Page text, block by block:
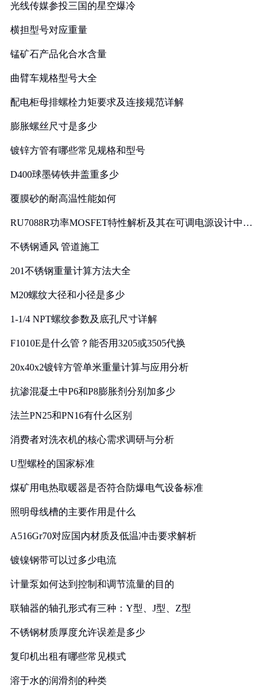
光线传媒参投三国的星空爆冷
横担型号对应重量
锰矿石产品化合水含量
曲臂车规格型号大全
配电柜母排螺栓力矩要求及连接规范详解
膨胀螺丝尺寸是多少
镀锌方管有哪些常见规格和型号
D400球墨铸铁井盖重多少
覆膜砂的耐高温性能如何
RU7088R功率MOSFET特性解析及其在可调电源设计中的
不锈钢通风 管道施工
201不锈钢重量计算方法大全
M20螺纹大径和小径是多少
1-1/4 NPT螺纹参数及底孔尺寸详解
F1010E是什么管？能否用3205或3505代换
20x40x2镀锌方管单米重量计算与应用分析
抗渗混凝土中P6和P8膨胀剂分别加多少
法兰PN25和PN16有什么区别
消费者对洗衣机的核心需求调研与分析
U型螺栓的国家标准
煤矿用电热取暖器是否符合防爆电气设备标准
照明母线槽的主要作用是什么
A516Gr70对应国内材质及低温冲击要求解析
镀镍钢带可以过多少电流
计量泵如何达到控制和调节流量的目的
联轴器的轴孔形式有三种：Y型、J型、Z型
不锈钢材质厚度允许误差是多少
复印机出租有哪些常见模式
溶于水的润滑剂的种类